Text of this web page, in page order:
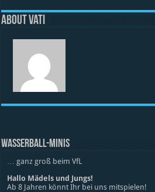
About vati
WASSERBALL-MINIS
… ganz groß beim VfL
Hallo Mädels und Jungs!
Ab 8 Jahren könnt Ihr bei uns mitspielen!